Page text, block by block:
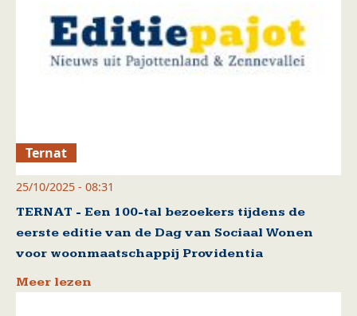
Ternat
25/10/2025 - 08:31
TERNAT - Een 100-tal bezoekers tijdens de
eerste editie van de Dag van Sociaal Wonen
voor woonmaatschappij Providentia
Meer lezen